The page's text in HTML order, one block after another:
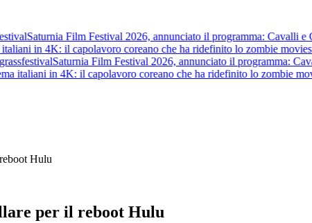
Saturnia Film Festival 2026, annunciato il programma: Cavalli e
in 4K: il capolavoro coreano che ha ridefinito lo zombie movie
festivalSaturnia Film Festival 2026, annunciato il programma:
italiani in 4K: il capolavoro coreano che ha ridefinito lo zombie movie
Hulu
per il reboot Hulu